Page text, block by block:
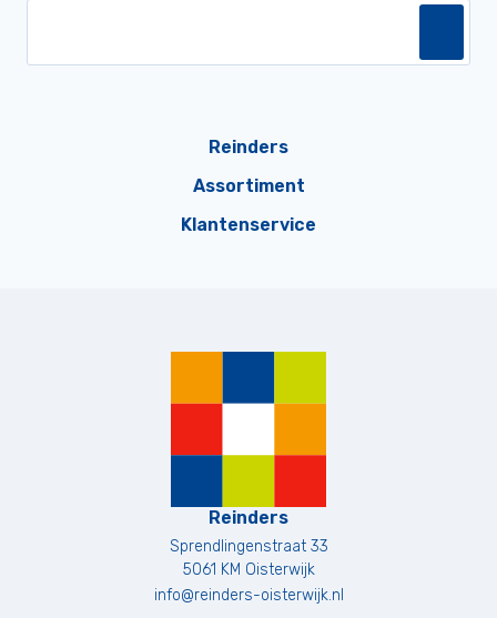
Reinders
Assortiment
Klantenservice
Reinders
Sprendlingenstraat 33
5061 KM Oisterwijk
info@reinders-oisterwijk.nl